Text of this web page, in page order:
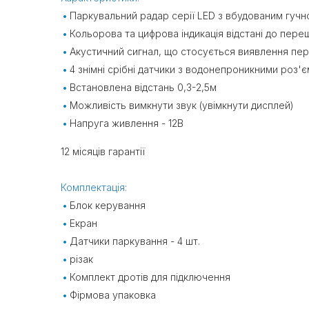
Паркувальний радар серії LED з вбудованим
Кольорова та цифрова індикація відстані до
Акустичний сигнал, що стосується виявлення
4 знімні срібні датчики з водонепроникними
Встановлена ​​відстань 0,3-2,5м
Можливість вимкнути звук (увімкнути дисплей)
Напруга живлення - 12В
12 місяців гарантії
Комплектація:
Блок керування
Екран
Датчики паркування - 4 шт.
різак
Комплект дротів для підключення
Фірмова упаковка